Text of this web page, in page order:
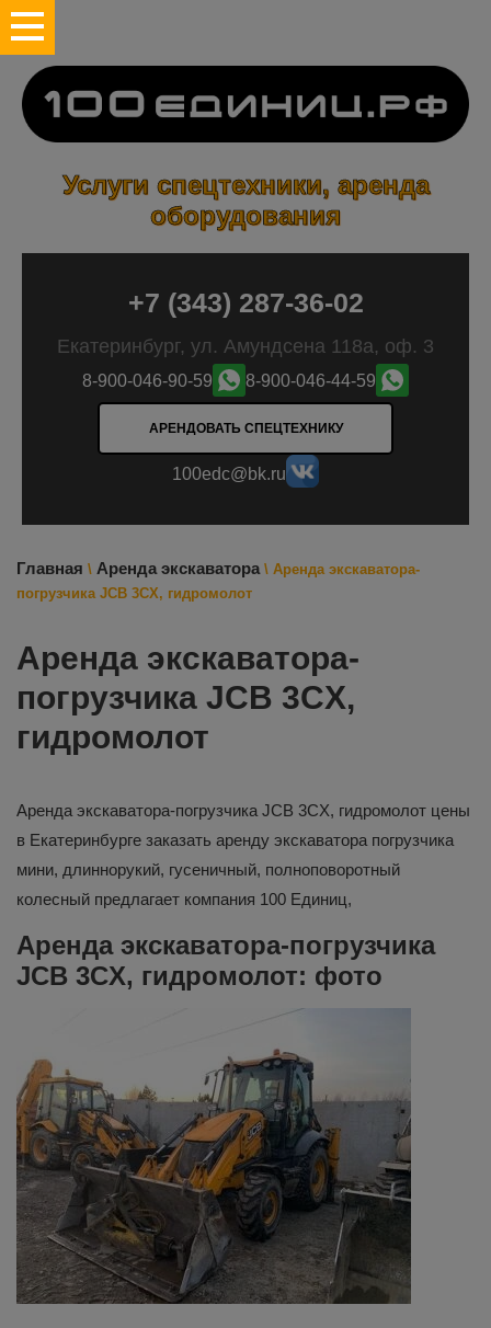
Услуги спецтехники, аренда
оборудования
+7 (343) 287-36-02
Екатеринбург, ул. Амундсена 118а, оф. 3
8-900-046-90-59 8-900-046-44-59
АРЕНДОВАТЬ СПЕЦТЕХНИКУ
100edc@bk.ru
Главная \ Аренда экскаватора\ Аренда экскаватора-
погрузчика JCB 3CX, гидромолот
Аренда экскаватора-
погрузчика JCB 3CX,
гидромолот
Аренда экскаватора-погрузчика JCB 3CX, гидромолот цены
в Екатеринбурге заказать аренду экскаватора погрузчика
мини, длиннорукий, гусеничный, полноповоротный
колесный предлагает компания 100 Единиц,
Аренда экскаватора-погрузчика
JCB 3CX, гидромолот: фото